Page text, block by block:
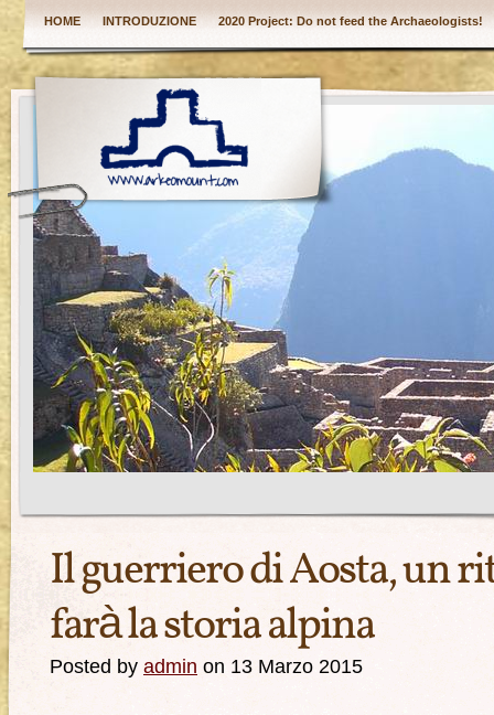
HOME INTRODUZIONE 2020 Project: Do not feed the Archaeologists!
Il guerriero di Aosta, un
farà la storia alpina
Posted by admin on 13 Marzo 2015